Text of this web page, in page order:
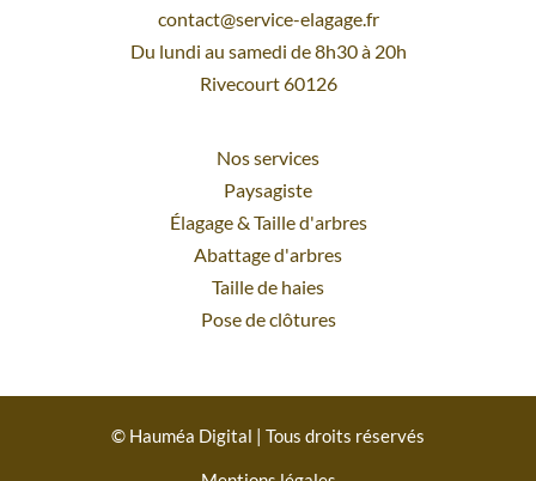
contact@service-elagage.fr
Du lundi au samedi de 8h30 à 20h
Rivecourt 60126
Nos services
Paysagiste
Élagage& Taille d'arbres
Abattage d'arbres
Taille de haies
Pose de clôtures
© Hauméa Digital | Tous droits réservés